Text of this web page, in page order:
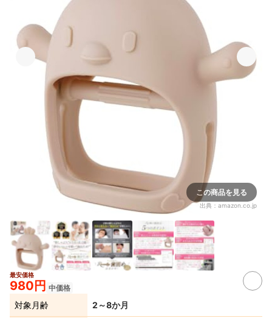
この商品を見る
出典： amazon.co.jp
最安価格
980円 中価格
対象月齢 2～8か月